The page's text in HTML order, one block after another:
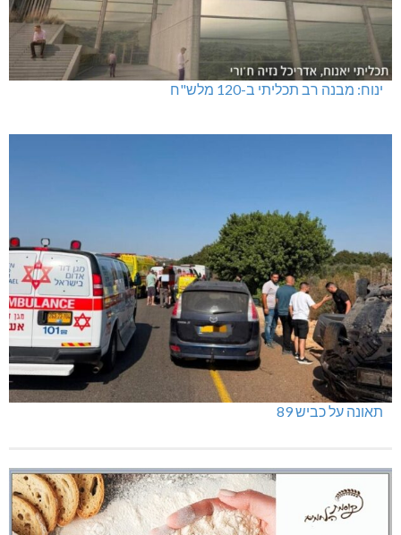
ינוח: מבנה רב תכליתי ב-120 מלש"ח
תאונה על כביש 89